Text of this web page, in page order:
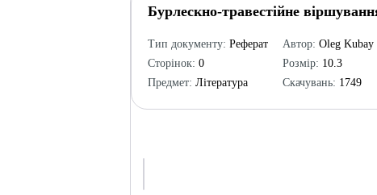
Бурлескно-травестійне
Тип документу: Реферат
Сторінок: 0
Предмет: Література
Автор: Oleg Kubay
Розмір: 10.3
Скачувань: 1749